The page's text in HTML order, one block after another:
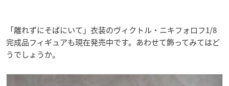
「離れずにそばにいて」衣装のヴィクトル・ニキフォロフ1/8
完成品フィギュアも現在発売中です。あわせて飾ってみてはど
うでしょうか。